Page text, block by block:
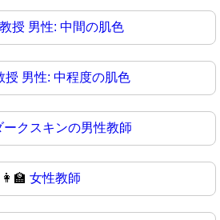
教授 男性: 中間の肌色
授 男性: 中程度の肌色
ークスキンの男性教師
👩‍🏫 女性教師